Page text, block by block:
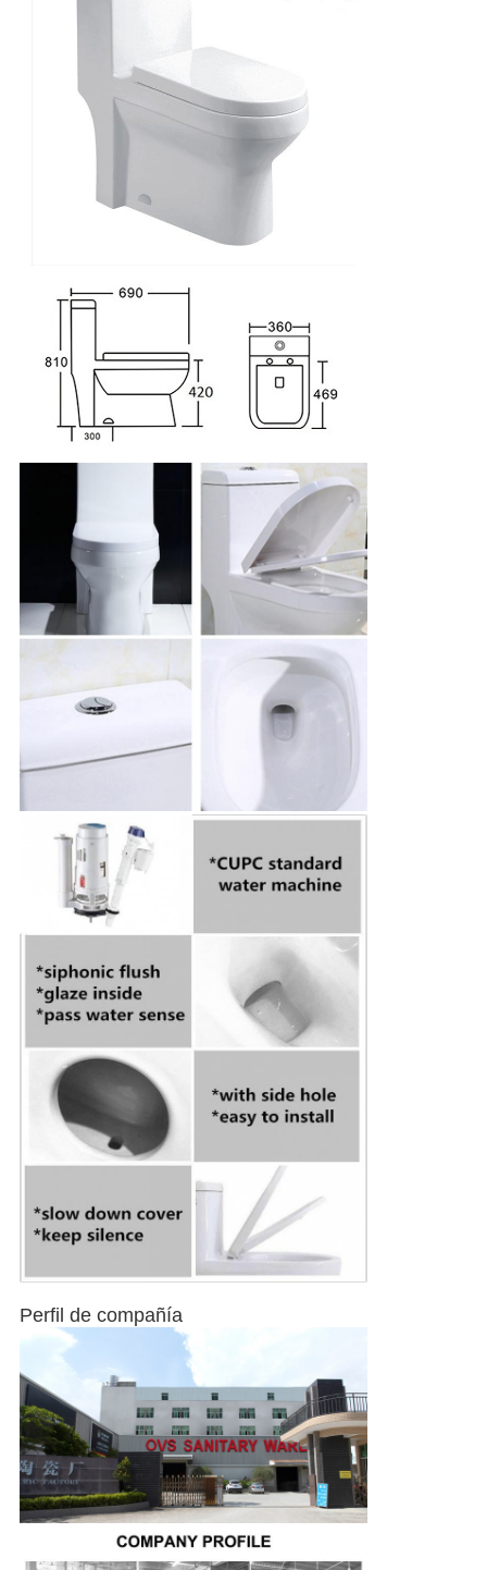
Perfil de compañía